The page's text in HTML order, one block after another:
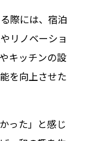
際には、宿泊
リノベーショ
キッチンの設
を向上させた
った」と感じ